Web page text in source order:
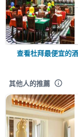
查看杜拜最便宜的
其他人的推薦